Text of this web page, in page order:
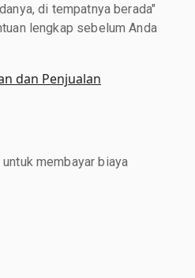
di tempatnya berada"
lengkap sebelum Anda
dan Penjualan
membayar biaya